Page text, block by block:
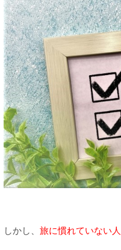
しかし、 旅に慣れていない人